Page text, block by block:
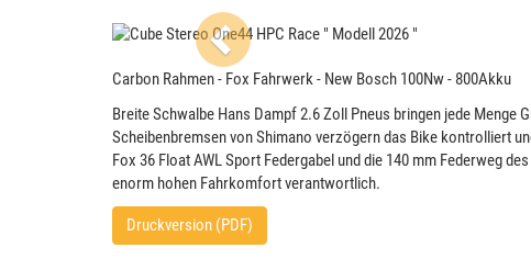
Previous
Carbon Rahmen - Fox Fahrwerk - New Bosch 100Nw - 800Akku
Breite Schwalbe Hans Dampf 2.6 Zoll Pneus bringen jede Menge
Scheibenbremsen von Shimano verzögern das Bike kontrolliert
Fox 36 Float AWL Sport Federgabel und die 140 mm Federweg
enorm hohen Fahrkomfort verantwortlich.
Druckversion (PDF)